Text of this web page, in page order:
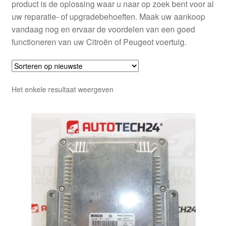
Winkelwagen
product is de oplossing waar u naar op zoek bent voor al
uw reparatie- of upgradebehoeften. Maak uw aankoop
vandaag nog en ervaar de voordelen van een goed
functioneren van uw Citroën of Peugeot voertuig.
Het enkele resultaat weergeven